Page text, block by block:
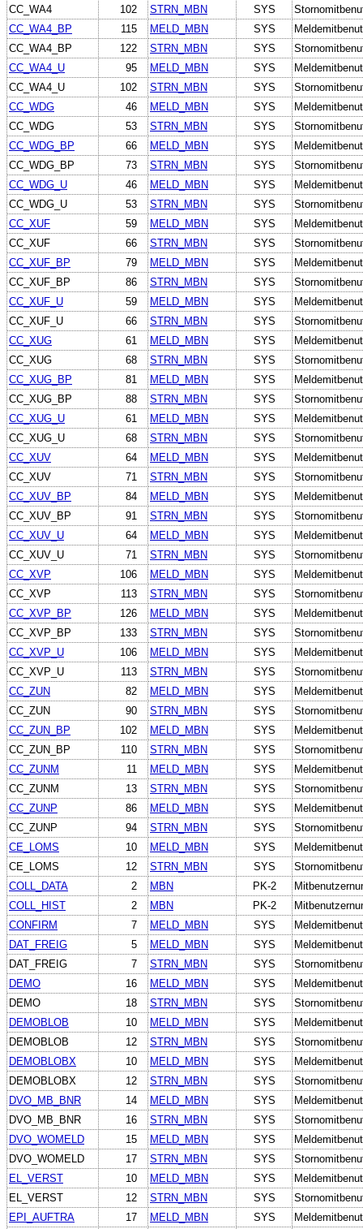
CC_WA4 102 STRN_MBN SYS
CC_WA4_BP
115 MELD_MBN SYS
CC_WA4_BP
122 STRN_MBN SYS
CC_WA4_U
95 MELD_MBN SYS
CC_WA4_U
102 STRN_MBN SYS
CC_WDG
46 MELD_MBN SYS
CC_WDG
53 STRN_MBN SYS
CC_WDG_BP
66 MELD_MBN SYS
CC_WDG_BP
73 STRN_MBN SYS
CC_WDG_U
46 MELD_MBN SYS
CC_WDG_U
53 STRN_MBN SYS
CC_XUF
59 MELD_MBN SYS
CC_XUF
66 STRN_MBN SYS
CC_XUF_BP
79 MELD_MBN SYS
CC_XUF_BP
86 STRN_MBN SYS
CC_XUF_U
59 MELD_MBN SYS
CC_XUF_U
66 STRN_MBN SYS
CC_XUG
61 MELD_MBN SYS
CC_XUG
68 STRN_MBN SYS
CC_XUG_BP
81 MELD_MBN SYS
CC_XUG_BP
88 STRN_MBN SYS
CC_XUG_U
61 MELD_MBN SYS
CC_XUG_U
68 STRN_MBN SYS
CC_XUV
64 MELD_MBN SYS
CC_XUV
71 STRN_MBN SYS
CC_XUV_BP
84 MELD_MBN SYS
CC_XUV_BP
91 STRN_MBN SYS
CC_XUV_U
64 MELD_MBN SYS
CC_XUV_U
71 STRN_MBN SYS
CC_XVP
106 MELD_MBN SYS
CC_XVP
113 STRN_MBN SYS
CC_XVP_BP
126 MELD_MBN SYS
CC_XVP_BP
133 STRN_MBN SYS
CC_XVP_U
106 MELD_MBN SYS
CC_XVP_U
113 STRN_MBN SYS
CC_ZUN
82 MELD_MBN SYS
CC_ZUN
90 STRN_MBN SYS
CC_ZUN_BP
102 MELD_MBN SYS
CC_ZUN_BP
110 STRN_MBN SYS
CC_ZUNM
11 MELD_MBN SYS
CC_ZUNM
13 STRN_MBN SYS
CC_ZUNP
86 MELD_MBN SYS
CC_ZUNP
94 STRN_MBN SYS
CE_LOMS
10 MELD_MBN SYS
CE_LOMS
12 STRN_MBN SYS
COLL_DATA
2 MBN PK-2
COLL_HIST
2 MBN PK-2
CONFIRM
7 MELD_MBN SYS
DAT_FREIG
5 MELD_MBN SYS
DAT_FREIG
7 STRN_MBN SYS
DEMO
16 MELD_MBN SYS
DEMO
18 STRN_MBN SYS
DEMOBLOB
10 MELD_MBN SYS
DEMOBLOB
12 STRN_MBN SYS
DEMOBLOBX
10 MELD_MBN SYS
DEMOBLOBX
12 STRN_MBN SYS
DVO_MB_BNR
14 MELD_MBN SYS
DVO_MB_BNR
16 STRN_MBN SYS
DVO_WOMELD
15 MELD_MBN SYS
DVO_WOMELD
17 STRN_MBN SYS
EL_VERST
10 MELD_MBN SYS
EL_VERST
12 STRN_MBN SYS
EPI_AUFTRA
17 MELD_MBN SYS